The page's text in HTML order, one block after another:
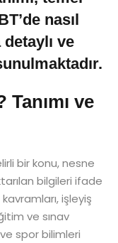
nasıl
detaylı ve
ve
bir konu, nesne
bilgileri ifade
işleyiş
ve sınav
spor bilimleri